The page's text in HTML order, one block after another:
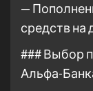
—
средств на
### Выбор
Альфа-